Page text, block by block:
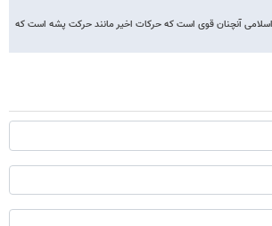
آنچنان قوی است که حرکات اخیر مانند حرکت پشه است که